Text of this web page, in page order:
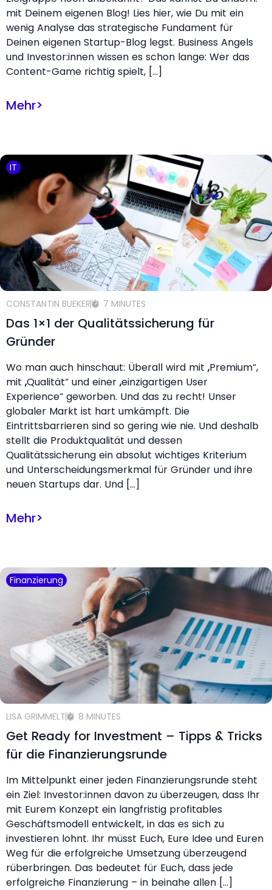
mit Deinem eigenen Blog! Lies hier, wie Du mit ein
wenig Analyse das strategische Fundament für
Deinen eigenen Startup-Blog legst. Business Angels
und Investor:innen wissen es schon lange: Wer das
Content-Game richtig spielt, […]
Mehr>
IT
CONSTANTIN BUEKER 7 MINUTES
Das 1×1 der Qualitätssicherung für
Gründer
Wo man auch hinschaut: Überall wird mit „Premium“,
mit „Qualität“ und einer „einzigartigen User
Experience“ geworben. Und das zu recht! Unser
globaler Markt ist hart umkämpft. Die
Eintrittsbarrieren sind so gering wie nie. Und deshalb
stellt die Produktqualität und dessen
Qualitätssicherung ein absolut wichtiges Kriterium
und Unterscheidungsmerkmal für Gründer und ihre
neuen Startups dar. Und […]
Mehr>
Finanzierung
LISA GRIMMELT 8 MINUTES
Get Ready for Investment – Tipps & Tricks
für die Finanzierungsrunde
Im Mittelpunkt einer jeden Finanzierungsrunde steht
ein Ziel: Investor:innen davon zu überzeugen, dass Ihr
mit Eurem Konzept ein langfristig profitables
Geschäftsmodell entwickelt, in das es sich zu
investieren lohnt. Ihr müsst Euch, Eure Idee und Euren
Weg für die erfolgreiche Umsetzung überzeugend
rüberbringen. Das bedeutet für Euch, dass jede
erfolgreiche Finanzierung – in beinahe allen […]